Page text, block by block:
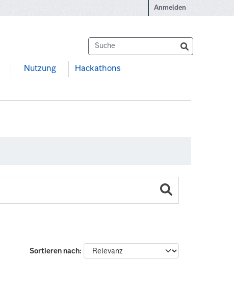
Anmelden
Nutzung Hackathons
Sortieren nach